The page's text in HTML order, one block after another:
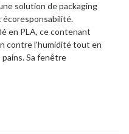
solution de packaging
en PLA, ce contenant
contre l'humidité tout en
Sa fenêtre